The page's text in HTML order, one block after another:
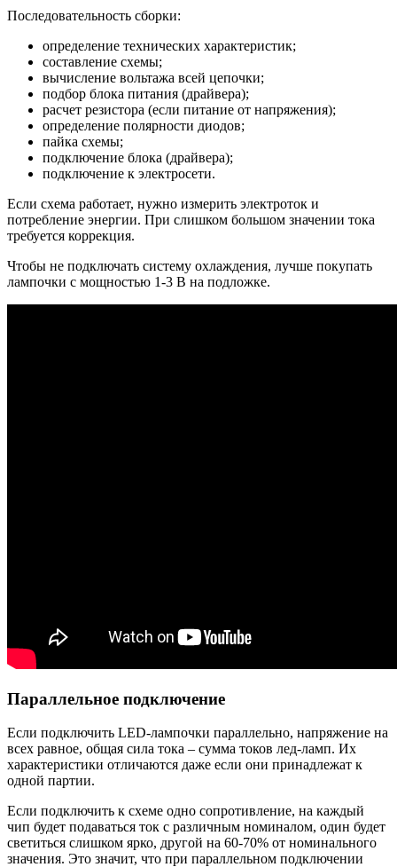
Последовательность сборки:
определение технических характеристик;
составление схемы;
вычисление вольтажа всей цепочки;
подбор блока питания (драйвера);
расчет резистора (если питание от напряжения);
определение полярности диодов;
пайка схемы;
подключение блока (драйвера);
подключение к электросети.
Если схема работает, нужно измерить электроток и
потребление энергии. При слишком большом значении тока
требуется коррекция.
Чтобы не подключать систему охлаждения, лучше покупать
лампочки с мощностью 1-3 В на подложке.
Параллельное подключение
Если подключить LED-лампочки параллельно, напряжение на
всех равное, общая сила тока – сумма токов лед-ламп. Их
характеристики отличаются даже если они принадлежат к
одной партии.
Если подключить к схеме одно сопротивление, на каждый
чип будет подаваться ток с различным номиналом, один будет
светиться слишком ярко, другой на 60-70% от номинального
значения. Это значит, что при параллельном подключении